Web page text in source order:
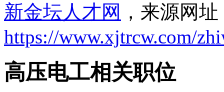
新金坛人才网 ，来源网
https://www.xjtrcw.com/
高压电工相关职位